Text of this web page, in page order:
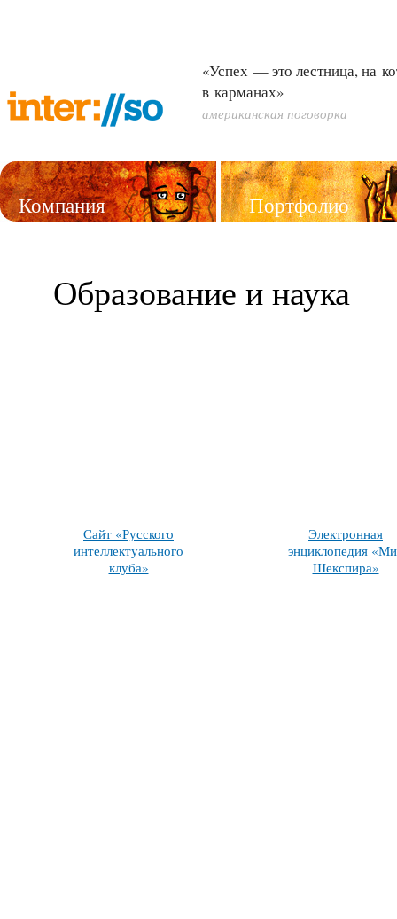
«Успех — это лестница, на
в карманах»
американская поговорка
Компания Портфолио
Образование и наука
Сайт «Русского
интеллектуального
клуба»
Электронная
энциклопедия
Шекспира»